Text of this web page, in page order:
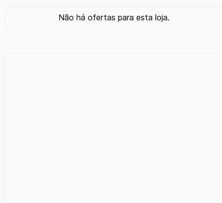
Não há ofertas para esta loja.